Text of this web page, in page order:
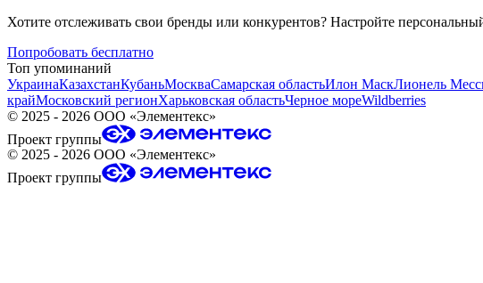
Хотите отслеживать свои бренды или конкурентов? Настройте
Попробовать бесплатно
Топ упоминаний
УкраинаКазахстанКубаньМоскваСамарская областьИлон МаскЛионель
крайМосковский регионХарьковская областьЧерное мореWildberries
© 2025 - 2026 ООО «Элементекс»
Проект группы
© 2025 - 2026 ООО «Элементекс»
Проект группы